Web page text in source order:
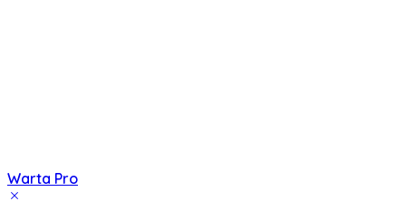
Warta Pro
Akurat